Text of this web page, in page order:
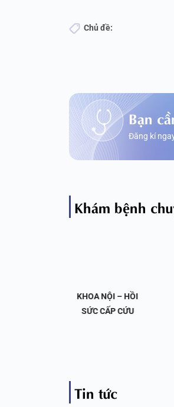
Chủ đề:
Bạn
Đăng kí
Khám bệnh
KHOA NỘI – HỒI
SỨC CẤP CỨU
Tin tức